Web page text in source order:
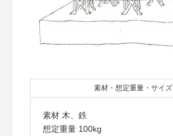
素材・想定重量・サイズ
素材 木、鉄
想定重量 100kg